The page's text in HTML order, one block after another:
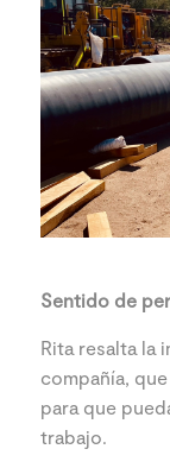
Sentido de
Rita resalta la
compañía,
para que
trabajo.